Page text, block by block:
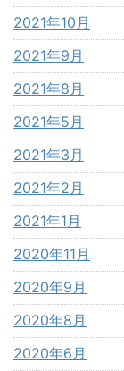
2021年10月
2021年9月
2021年8月
2021年5月
2021年3月
2021年2月
2021年1月
2020年11月
2020年9月
2020年8月
2020年6月